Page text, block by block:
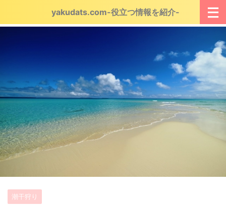
yakudats.com-役立つ情報を紹介-
潮干狩り